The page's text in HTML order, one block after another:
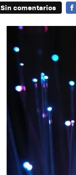
Sin comentarios